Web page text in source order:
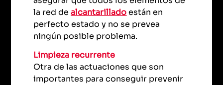
la red dealcantarilladoestán en
perfecto estado y no se prevea
ningún posible problema.
Limpieza recurrente
Otra de las actuaciones que son
importantes para conseguir prevenir